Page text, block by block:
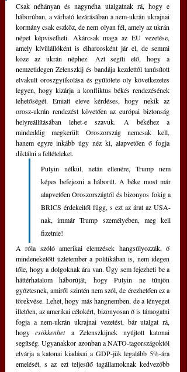
Csak néhányan és nagynéha utalgatnak rá, hogy e
háborúban, a várható lezárásában a nem-ukrán ukrajnai
kormány csak eszköz, de nem olyan fél, amely az ukrán
népet képviselheti. Akárcsak maga az EU vezetése,
amely kívülállóként is élharcosként jár el, de semmi
köze az ukrán néphez. Azt segíti elő, hogy a
nemzetidegen Zelenszkij és bandája kezdettől tanúsított
elvakult oroszgyilkolása és gyűlölete oly következetes
legyen, hogy kizárja a konfliktus békés rendezésének
lehetőségét. Emiatt eleve kérdéses, hogy nekik az
orosz-ukrán rendezést követően az európai biztonság
helyreállításában lehet-e szavuk. A békéhez a
mindeddig megkerült Oroszország nemcsak kell,
hanem egyre inkább úgy néz ki, alapvetően ő fogja
diktálni a feltételeket.
Putyin nélkül, netán ellenére, Trump nem
képes befejezni a háborút. A béke most már
alapvetően Oroszországtól és bizonyos fokig a
BRICS érdekeitől függ, s ezt az árat az USA-
nak, immár Trump személyében, meg kell
fizetnie!
A róla szóló amerikai elemzések hangsúlyozzák, ő
mindenekelőtt üzletember a politikában is, nem idegen
tőle, hogy a dolgoknak ára van. Úgy sem fejezheti be a
háttérhatalom háborúját, hogy Putyin ne tűnjön
győztesnek, amiről szintén nem szól, de érezhetően ez a
törekvése. Lehet, hogy más hangnemben, de a lényeget
illetően, az amerikai célokért, bizonyosan ő is támogatni
fogja a nem-ukrán ukrajnai vezetést, bár utalgat rá,
hogy csökkenhet a Zelenszkijnek nyújtott katonai
segítség. Ugyanakkor azonban a NATO-tagországoktól
elvárja a katonai kiadásai a GDP-jük legalább 5%-ára
emelését, s az ezt teljesítő tagállamoknak kedvezőbb